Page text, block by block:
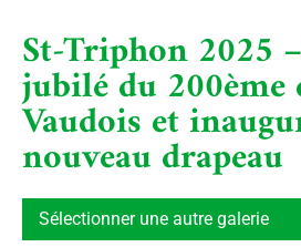
St-Triphon 2025
jubilé du
Vaudois et
nouveau drapeau